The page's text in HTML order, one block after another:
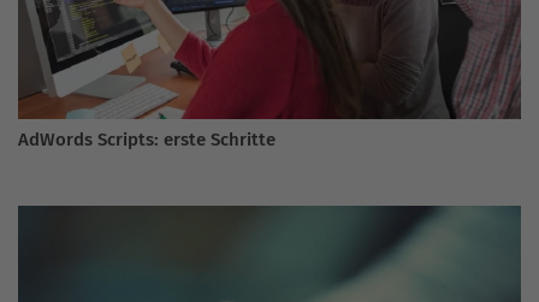
AdWords Scripts: erste Schritte